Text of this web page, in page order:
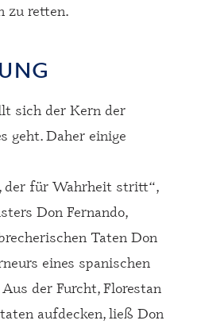
zu retten.
sich der Kern der
geht. Daher einige
der für Wahrheit stritt“,
Don Fernando,
Taten Don
eines spanischen
der Furcht, Florestan
aufdecken, ließ Don